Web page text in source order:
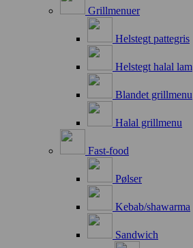
Grillmenuer
Helstegt pattegris
Helstegt halal lam
Blandet grillmenu
Halal grillmenu
Fast-food
Pølser
Kebab/shawarma
Sandwich